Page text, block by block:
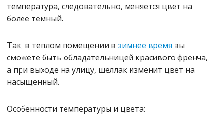
температура, следовательно, меняется цвет на
более темный.
Так, в теплом помещении в зимнее время вы
сможете быть обладательницей красивого френча,
а при выходе на улицу, шеллак изменит цвет на
насыщенный.
Особенности температуры и цвета: